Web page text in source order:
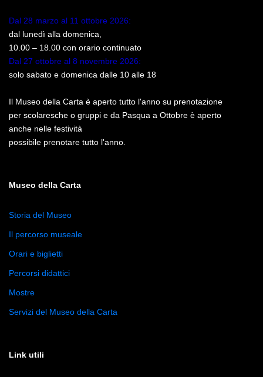
Dal 28 marzo al 11 ottobre 2026:
dal lunedì alla domenica,
10.00 – 18.00 con orario continuato
Dal 27 ottobre al 8 novembre 2026:
solo sabato e domenica dalle 10 alle 18
Il Museo della Carta è aperto tutto l'anno su prenotazione
per scolaresche o gruppi e da Pasqua a Ottobre è aperto
anche nelle festività
possibile prenotare tutto l'anno.
Museo della Carta
Storia del Museo
Il percorso museale
Orari e biglietti
Percorsi didattici
Mostre
Servizi del Museo della Carta
Link utili